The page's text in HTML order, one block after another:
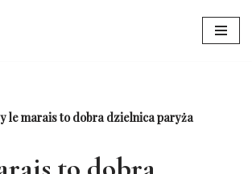
le marais to dobra dzielnica paryża